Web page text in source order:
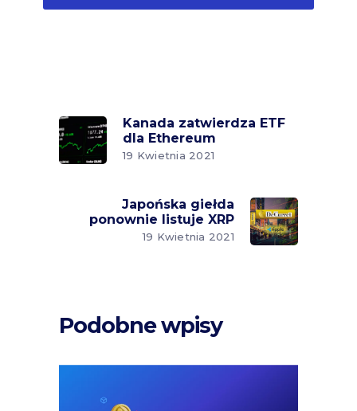
Kanada zatwierdza ETF
dla Ethereum
19 Kwietnia 2021
Japońska giełda
ponownie listuje XRP
19 Kwietnia 2021
Podobne wpisy